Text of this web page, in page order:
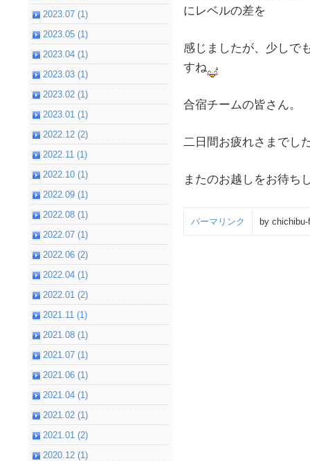
にレベルの差を
感じましたが、少しで
すね
合宿チームの皆さん。
二日間お疲れさまでし
またのお越しをお待ち
パーマリンク by
2023.07 (1)
2023.05 (1)
2023.04 (1)
2023.03 (1)
2023.02 (1)
2023.01 (1)
2022.12 (2)
2022.11 (1)
2022.10 (1)
2022.09 (1)
2022.08 (1)
2022.07 (1)
2022.06 (2)
2022.04 (1)
2022.01 (2)
2021.11 (1)
2021.08 (1)
2021.07 (1)
2021.06 (1)
2021.04 (1)
2021.02 (1)
2021.01 (2)
2020.12 (1)